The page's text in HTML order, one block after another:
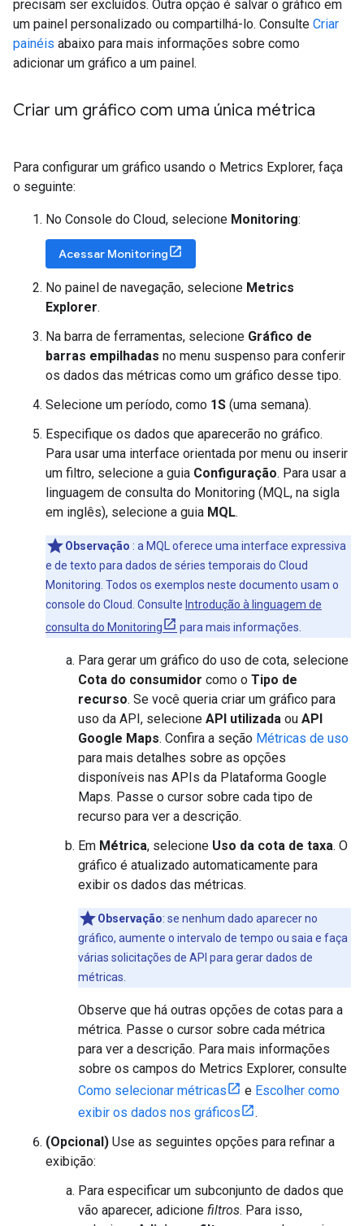
precisam ser excluídos. Outra opção é salvar o gráfico em
um painel personalizado ou compartilhá-lo. Consulte Criar
painéis abaixo para mais informações sobre como
adicionar um gráfico a um painel.
Criar um gráfico com uma única métrica
Para configurar um gráfico usando o Metrics Explorer, faça
o seguinte:
No Console do Cloud, selecione Monitoring:
Acessar Monitoring
No painel de navegação, selecione Metrics
Explorer.
Na barra de ferramentas, selecione Gráfico de
barras empilhadas no menu suspenso para conferir
os dados das métricas como um gráfico desse tipo.
Selecione um período, como 1S (uma semana).
Especifique os dados que aparecerão no gráfico.
Para usar uma interface orientada por menu ou inserir
um filtro, selecione a guia Configuração. Para usar a
linguagem de consulta do Monitoring (MQL, na sigla
em inglês), selecione a guia MQL.
Observação : a MQL oferece uma interface expressiva
e de texto para dados de séries temporais do Cloud
Monitoring. Todos os exemplos neste documento usam o
console do Cloud. Consulte Introdução à linguagem de
consulta do Monitoring
para mais informações.
Para gerar um gráfico do uso de cota, selecione
Cota do consumidor como o Tipo de
recurso. Se você queria criar um gráfico para
uso da API, selecione API utilizada ou API
Google Maps. Confira a seção Métricas de uso
para mais detalhes sobre as opções
disponíveis nas APIs da Plataforma Google
Maps. Passe o cursor sobre cada tipo de
recurso para ver a descrição.
Em Métrica, selecione Uso da cota de taxa. O
gráfico é atualizado automaticamente para
exibir os dados das métricas.
Observação: se nenhum dado aparecer no
gráfico, aumente o intervalo de tempo ou saia e faça
várias solicitações de API para gerar dados de
métricas.
Observe que há outras opções de cotas para a
métrica. Passe o cursor sobre cada métrica
para ver a descrição. Para mais informações
sobre os campos do Metrics Explorer, consulte
Como selecionar métricas
e Escolher como
exibir os dados nos gráficos
.
(Opcional) Use as seguintes opções para refinar a
exibição:
Para especificar um subconjunto de dados que
vão aparecer, adicione filtros. Para isso,